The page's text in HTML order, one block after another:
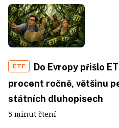
ETF
Do Evropy přišlo
procent ročně, většinu
státních dluhopisech
5 minut čtení